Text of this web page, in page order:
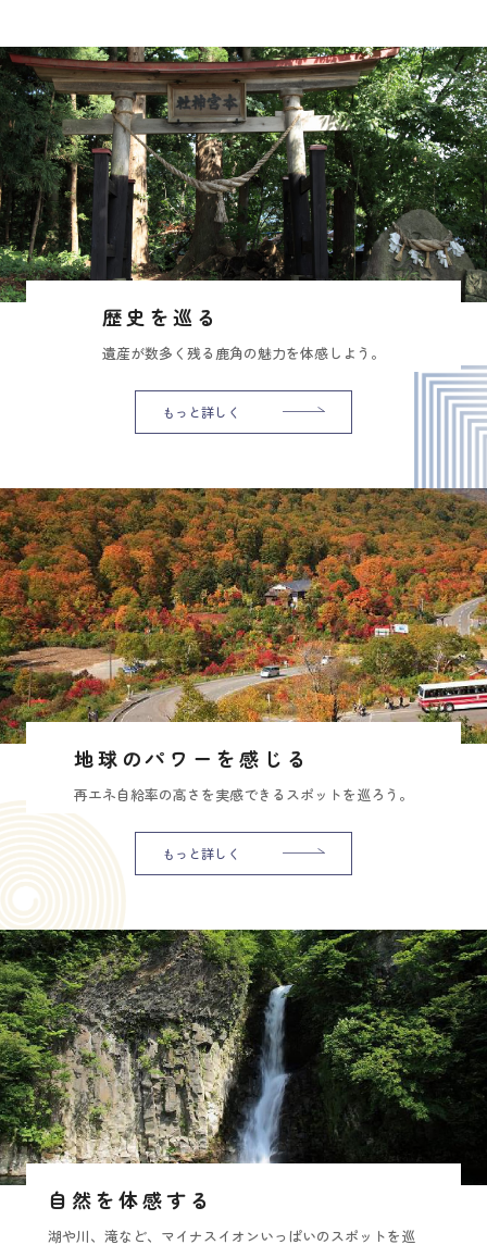
歴史を巡る
遺産が数多く残る鹿角の魅力を体感しよう。
もっと詳しく
地球のパワーを感じる
再エネ自給率の高さを実感できるスポットを巡ろう。
もっと詳しく
自然を体感する
湖や川、滝など、マイナスイオンいっぱいのスポットを巡